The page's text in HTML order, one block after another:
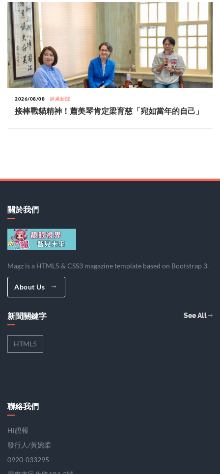
2026/08/08 屏果新聞
接棒戰貓精神！蕭美琴肯定梁育慈「宛如當年的自己」
關於我們
Magz is a HTML5 & CSS3 magazine template based on Bootstrap 3.
About Us
新聞關鍵字 See All
HTML5
聯絡我們
Hi靚報
發行人/黃婉柔
0920-033295